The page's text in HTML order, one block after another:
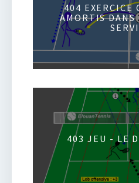
404 EXERCICE
AMORTIS DANS
403 JEU - LE